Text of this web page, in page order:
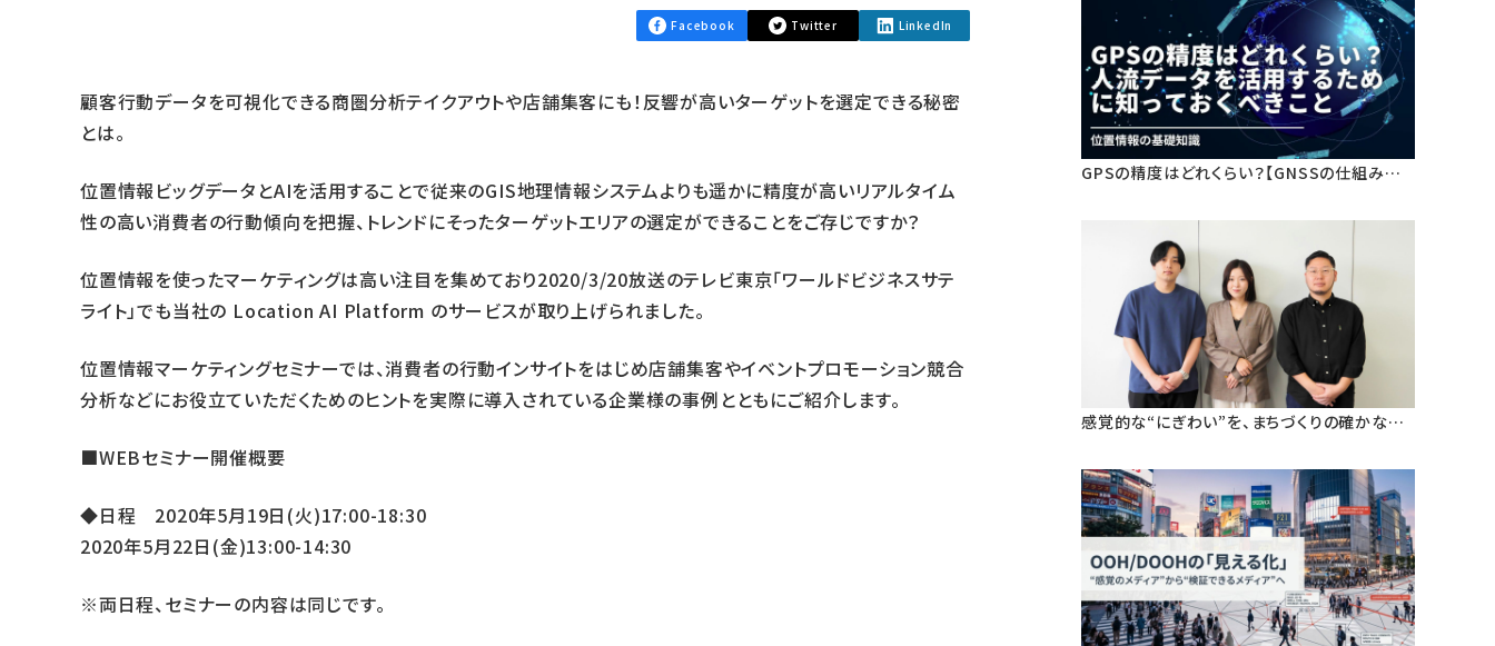
Facebook Twitter LinkedIn
顧客行動データを可視化できる商圏分析テイクアウトや店舗集客にも！反響が高いターゲットを選定できる秘密
とは。
位置情報ビッグデータとAIを活用することで従来のGIS地理情報システムよりも遥かに精度が高いリアルタイム
性の高い消費者の行動傾向を把握、トレンドにそったターゲットエリアの選定ができることをご存じですか？
位置情報を使ったマーケティングは高い注目を集めており2020/3/20放送のテレビ東京「ワールドビジネスサテ
ライト」でも当社の Location AI Platform のサービスが取り上げられました。
位置情報マーケティングセミナーでは、消費者の行動インサイトをはじめ店舗集客やイベントプロモーション競合
分析などにお役立ていただくためのヒントを実際に導入されている企業様の事例とともにご紹介します。
■WEBセミナー開催概要
◆日程 2020年5月19日(火)17:00-18:30
2020年5月22日(金)13:00-14:30
※両日程、セミナーの内容は同じです。
GPSの精度はどれくらい？【GNSSの仕組みと
感覚的な“にぎわい”を、まちづくりの確かなエ
ータ活用による「ウォーカブルなまちづくり」の
定量検証